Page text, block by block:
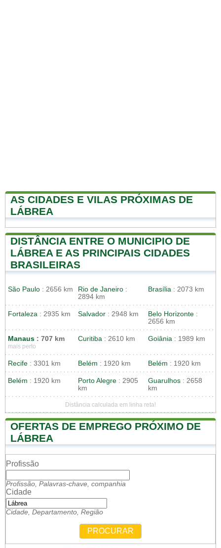
AS CIDADES E VILAS PRÓXIMAS DE
LÁBREA
DISTÂNCIA ENTRE O MUNICIPIO DE
LÁBREA E AS PRINCIPAIS CIDADES
BRASILEIRAS
São Paulo : 2656 km Rio de Janeiro :
2894 km
Brasília : 2073 km
Fortaleza : 2935 km Salvador : 2948 km Belo Horizonte :
2656 km
Manaus : 707 km
mais perto
Curitiba : 2610 km Goiânia : 1989 km
Recife : 3301 km Belém : 1920 km Belém : 1920 km
Belém : 1920 km Porto Alegre : 2905
km
Guarulhos : 2658
km
Distância calculada em linha reta!
OFERTAS DE EMPREGO PRÓXIMO DE
LÁBREA
Profissão
Profissão, Palavras-chave, companhia
Cidade
Cidade, Departamento, Região
PROCURAR